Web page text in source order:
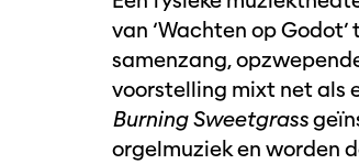
van ‘Wachten op Godot’
samenzang,
voorstelling mixt net als
Burning Sweetgrass
orgelmuziek en worden